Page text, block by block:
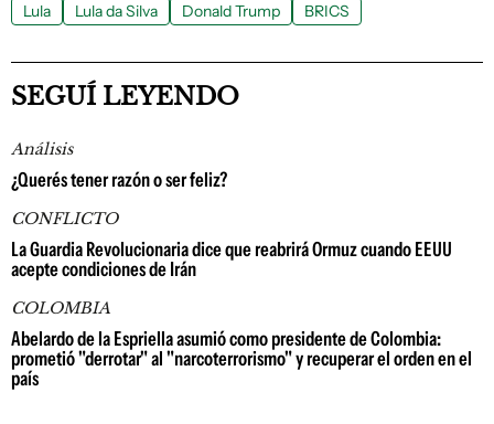
Lula Lula da Silva Donald Trump BRICS
SEGUÍ LEYENDO
Análisis
¿Querés tener razón o ser feliz?
CONFLICTO
La Guardia Revolucionaria dice que reabrirá Ormuz cuando EEUU
acepte condiciones de Irán
COLOMBIA
Abelardo de la Espriella asumió como presidente de Colombia:
prometió "derrotar" al "narcoterrorismo" y recuperar el orden en el
país